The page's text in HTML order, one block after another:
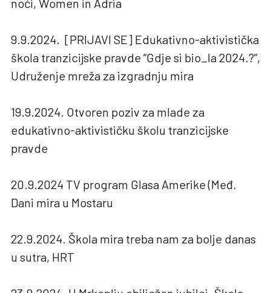
9.9.2024. [PRIJAVI SE] Edukativno-aktivistička
škola tranzicijske pravde “Gdje si bio_la 2024.?”,
Udruženje mreža za izgradnju mira
19.9.2024. Otvoren poziv za mlade za
edukativno-aktivističku školu tranzicijske
pravde
20.9.2024 TV program Glasa Amerike (Međ.
Dani mira u Mostaru
22.9.2024. Škola mira treba nam za bolje danas
u sutra, HRT